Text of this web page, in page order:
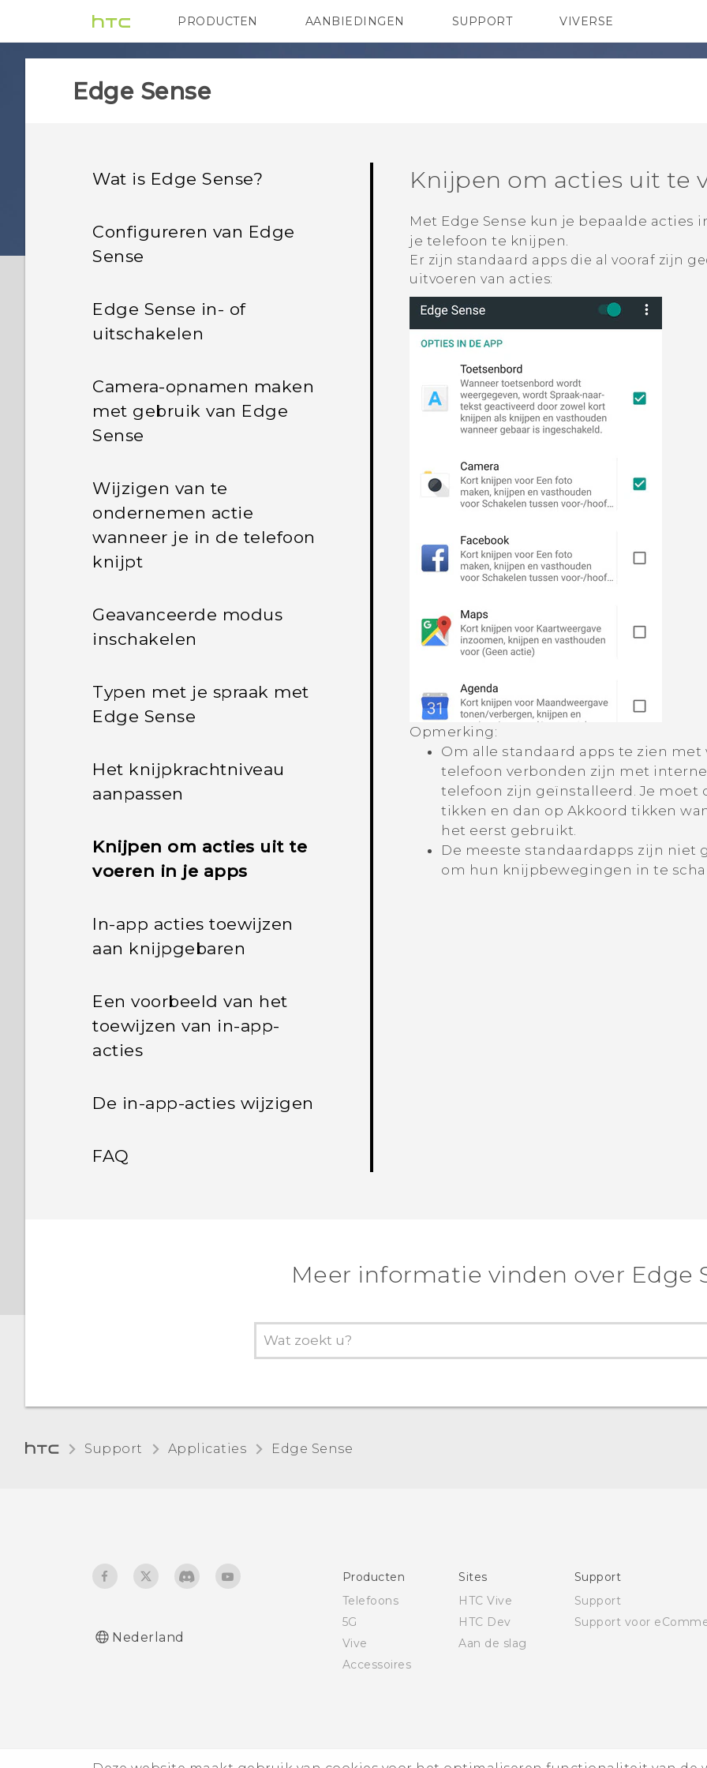
PRODUCTEN
VIVE G REIGNS TELEFOONS ACCESSOIRES
AANBIEDINGEN
HTC Club SUPPORT
HTC-apparaten & -accessoiresVIVERSE
Edge Sense
Wat is Edge Sense?
Configureren van Edge
Sense
Edge Sense in- of
uitschakelen
Camera-opnamen maken
met gebruik van Edge
Sense
Wijzigen van te
ondernemen actie
wanneer je in de telefoon
knijpt
Geavanceerde modus
inschakelen
Typen met je spraak met
Edge Sense
Het knijpkrachtniveau
aanpassen
Knijpen om acties uit te
voeren in je apps
In-app acties toewijzen
aan knijpgebaren
Een voorbeeld van het
toewijzen van in-app-
acties
De in-app-acties wijzigen
FAQ
Knijpen om acties uit te
Met Edge Sense kun je bepaalde acties
je telefoon te knijpen.
Er zijn standaard apps die al vooraf zijn
uitvoeren van acties:
Opmerking:
Om alle standaard apps te zien
telefoon verbonden zijn met
telefoon zijn geïnstalleerd. Je moet
tikken en dan op Akkoord tikken
het eerst gebruikt.
De meeste standaardapps zijn niet
om hun knijpbewegingen in te
Meer informatie vinden over Edge
Support Applicaties Edge Sense
Nederland
Producten
Telefoons
5G
Vive
Accessoires
Sites
HTC Vive
HTC Dev
Aan de slag
Support
Support
Support voor